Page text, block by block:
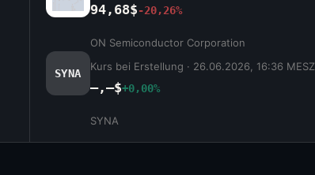
94,68$-20,26%
ON Semiconductor Corporation
SYNA
Kurs bei Erstellung · 26.06.2026, 16:36 MESZ
—,–$+0,00%
SYNA